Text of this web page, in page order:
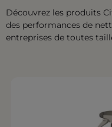
Découvrez les produits
des performances de
entreprises de toutes